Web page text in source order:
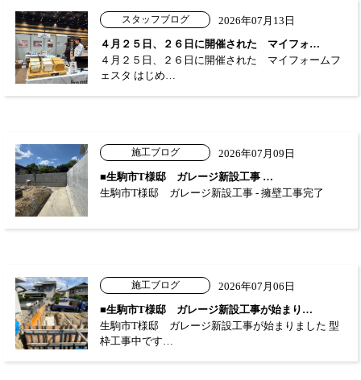
スタッフブログ
2026年07月13日
４月２５日、２６日に開催された マイフォ…
４月２５日、２６日に開催された マイフォームフ
ェスタ はじめ…
施工ブログ
2026年07月09日
■生駒市T様邸 ガレージ新設工事 …
生駒市T様邸 ガレージ新設工事 - 擁壁工事完了
施工ブログ
2026年07月06日
■生駒市T様邸 ガレージ新設工事が始まり…
生駒市T様邸 ガレージ新設工事が始まりました 型
枠工事中です…